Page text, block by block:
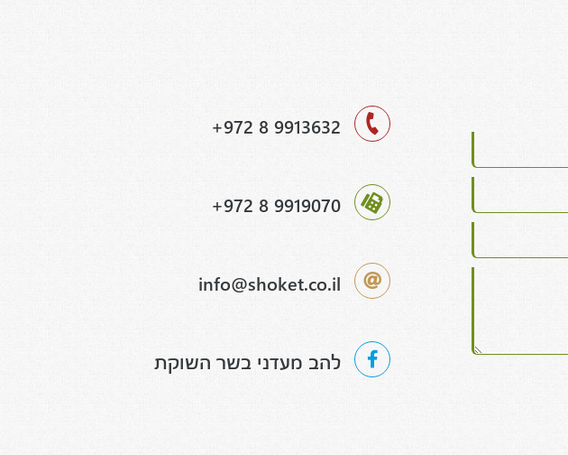
+972 8 9913632
+972 8 9919070
info@shoket.co.il
להב מעדני בשר השוקת